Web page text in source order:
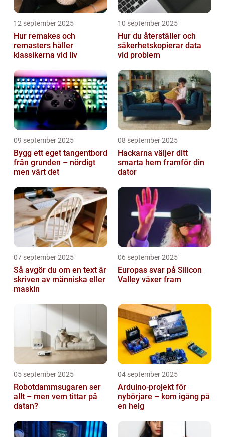
12 september 2025
Hur remakes och
remasters håller
klassikerna vid liv
10 september 2025
Hur du återställer och
säkerhetskopierar data
vid problem
09 september 2025
Bygg ett eget tangentbord
från grunden – nördigt
men värt det
08 september 2025
Hackarna väljer ditt
smarta hem framför din
dator
07 september 2025
Så avgör du om en text är
skriven av människa eller
maskin
06 september 2025
Europas svar på Silicon
Valley växer fram
05 september 2025
Robotdammsugaren ser
allt – men vem tittar på
datan?
04 september 2025
Arduino-projekt för
nybörjare – kom igång på
en helg